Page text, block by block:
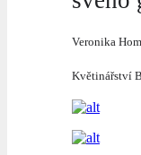
Veronika
Květinářství